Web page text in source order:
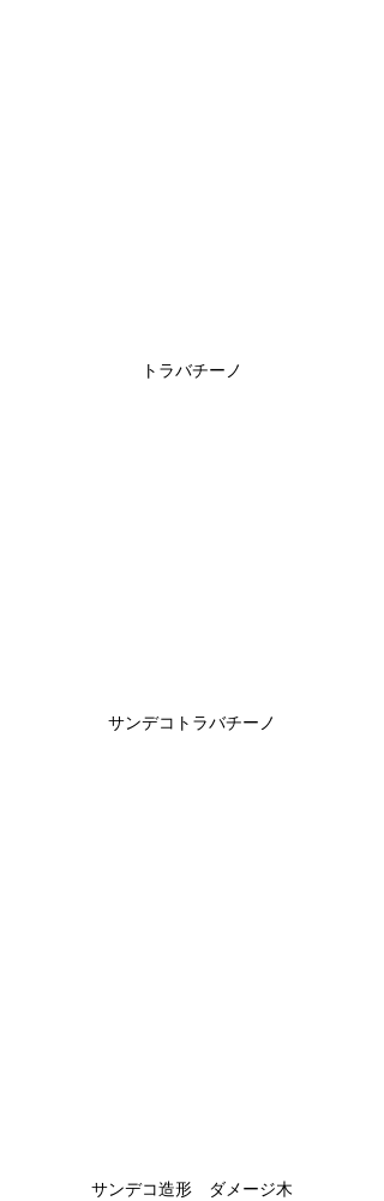
トラバチーノ
サンデコトラバチーノ
サンデコ造形　ダメージ木